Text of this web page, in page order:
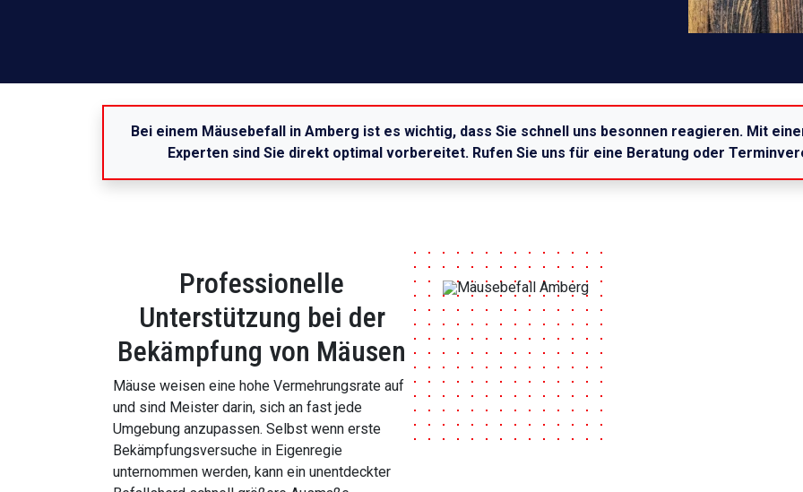
Bei einem Mäusebefall in Amberg ist es wichtig, dass Sie schnell uns besonnen reagieren. Mit
Experten sind Sie direkt optimal vorbereitet. Rufen Sie uns für eine Beratung oder
Professionelle
Unterstützung bei der
Bekämpfung von Mäusen
Mäuse weisen eine hohe Vermehrungsrate auf
und sind Meister darin, sich an fast jede
Umgebung anzupassen. Selbst wenn erste
Bekämpfungsversuche in Eigenregie
unternommen werden, kann ein unentdeckter